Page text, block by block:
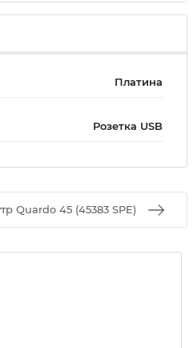
Платина
Розетка USB
Quardo 45 (45383 SPE)